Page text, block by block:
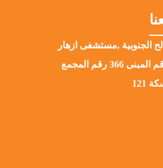
الجنوبية ,مستشفى ازهار
الخاص مقابل كهرباء مسقط رقم المبنى 366 رقم المجمع